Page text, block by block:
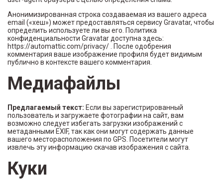
Анонимизированная строка создаваемая из вашего адреса
email («хеш») может предоставляться сервису Gravatar, чтобы
определить используете ли вы его. Политика
конфиденциальности Gravatar доступна здесь:
https://automattic.com/privacy/ . После одобрения
комментария ваше изображение профиля будет видимым
публично в контексте вашего комментария.
Медиафайлы
Предлагаемый текст: Если вы зарегистрированный
пользователь и загружаете фотографии на сайт, вам
возможно следует избегать загрузки изображений с
метаданными EXIF, так как они могут содержать данные
вашего месторасположения по GPS. Посетители могут
извлечь эту информацию скачав изображения с сайта.
Куки